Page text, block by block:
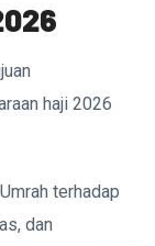
haji 2026
terhadap
dan